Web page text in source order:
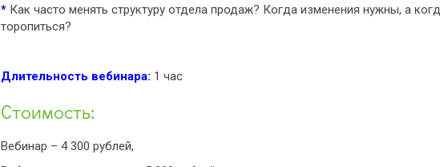
* Как часто менять структуру отдела продаж? Когда изменения нужны, а
торопиться?
Длительность вебинара: 1 час
Стоимость:
Вебинар – 4 300 рублей,